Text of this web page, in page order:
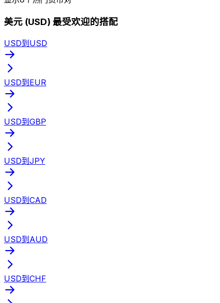
美元 (USD) 最受欢迎的搭配
USD到USD
USD到EUR
USD到GBP
USD到JPY
USD到CAD
USD到AUD
USD到CHF